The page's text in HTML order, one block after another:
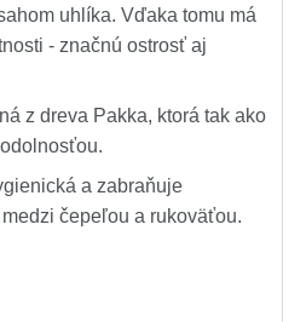
uhlíka. Vďaka tomu má
- značnú ostrosť aj
z dreva Pakka, ktorá tak ako
a zabraňuje
čepeľou a rukoväťou.